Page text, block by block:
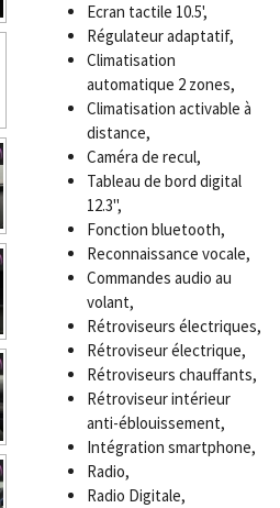
Ecran tactile 10.5',
Régulateur adaptatif,
Climatisation
automatique 2 zones,
Climatisation activable à
distance,
Caméra de recul,
Tableau de bord digital
12.3",
Fonction bluetooth,
Reconnaissance vocale,
Commandes audio au
volant,
Rétroviseurs électriques,
Rétroviseur électrique,
Rétroviseurs chauffants,
Rétroviseur intérieur
anti-éblouissement,
Intégration smartphone,
Radio,
Radio Digitale,